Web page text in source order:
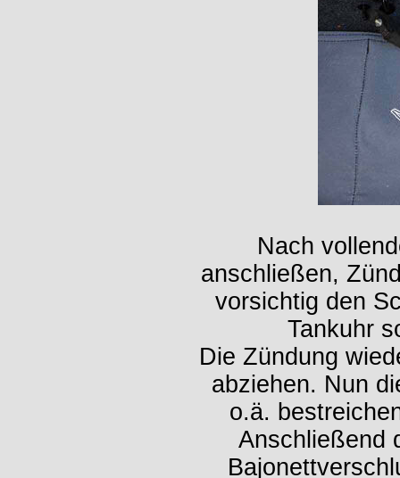
Nach
anschließen,
vorsichtig den
Tankuhr
Die Zündung
abziehen. Nun
o.ä.
Anschließend